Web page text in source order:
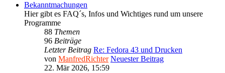
Bekanntmachungen
Hier gibt es FAQ´s, Infos und Wichtiges rund um unsere
Programme
88 Themen
96 Beiträge
Letzter Beitrag Re: Fedora 43 und Drucken
von ManfredRichter Neuester Beitrag
22. Mär 2026, 15:59